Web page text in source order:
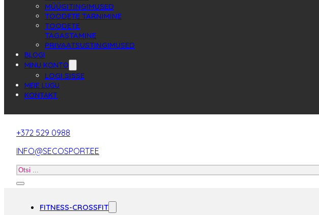
MÜÜGITINGIMUSED
TOODETE TARNIMINE
TOODETE
TAGASTAMINE
PRIVAATSUSTINGIMUSED
BLOGI
MINU KONTO
LOGI SISSE
MEIE LUGU
KONTAKT
+372 529 0988
INFO@SECOSPORT.EE
Otsi
FITNESS-CROSSFIT